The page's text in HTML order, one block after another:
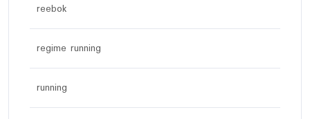
reebok
regime running
running